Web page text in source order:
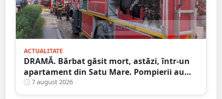
ACTUALITATE
DRAMĂ. Bărbat găsit mort, astăzi, într-un
apartament din Satu Mare. Pompierii au
spart ușa
7 august 2026